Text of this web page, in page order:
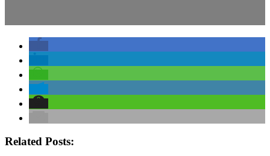
Related Posts: